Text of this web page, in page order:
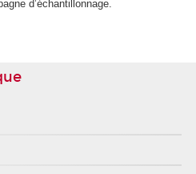
d’échantillonnage.